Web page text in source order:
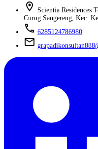
location_on
Scientia Residences
Curug Sangereng, Kec.
phone 6285124786980
mail